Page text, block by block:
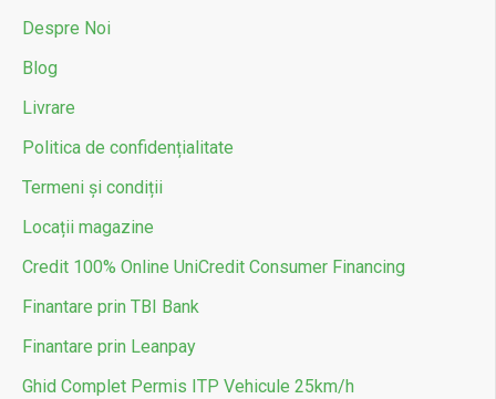
Despre Noi
Blog
Livrare
Politica de confidențialitate
Termeni și condiții
Locații magazine
Credit 100% Online UniCredit Consumer Financing
Finantare prin TBI Bank
Finantare prin Leanpay
Ghid Complet Permis ITP Vehicule 25km/h